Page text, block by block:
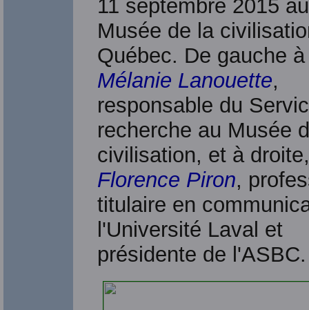
11 septembre 2015 au
Musée de la
Québec. De gauche
Mélanie Lanouette,
responsable du
recherche au Musée
civilisation, et à droite,
Florence Piron,
titulaire en
l'Université Laval et
présidente de l'ASBC.